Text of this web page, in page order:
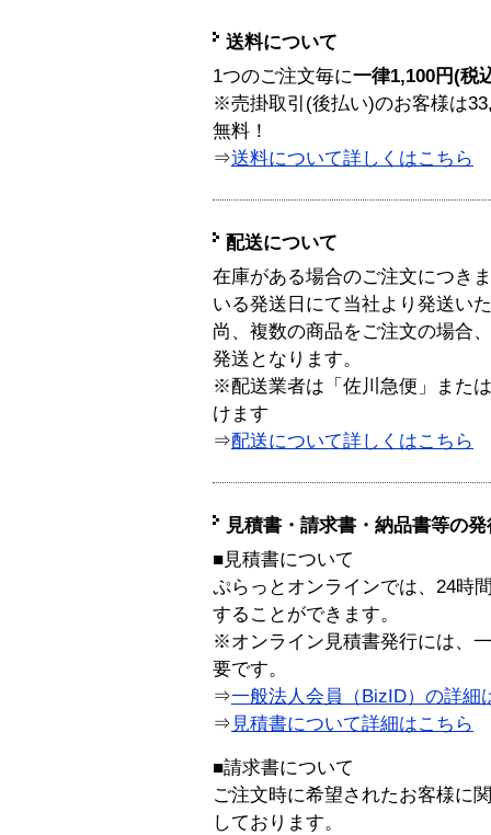
送料について
1つのご注文毎に一律1,100円(税
※売掛取引(後払い)のお客様は
無料！
⇒送料について詳しくはこちら
配送について
在庫がある場合のご注文につき
いる発送日にて当社より発送い
尚、複数の商品をご注文の場合
発送となります。
※配送業者は「佐川急便」また
けます
⇒配送について詳しくはこちら
見積書・請求書・納品書等の
■見積書について
ぷらっとオンラインでは、24時
することができます。
※オンライン見積書発行には、
要です。
⇒一般法人会員（BizID）の詳細
⇒ 見積書について詳細はこちら
■請求書について
ご注文時に希望されたお客様に
しております。